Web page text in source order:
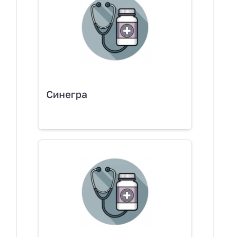
Синегра